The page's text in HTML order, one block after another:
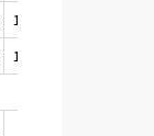
1 076 522
1 071 800